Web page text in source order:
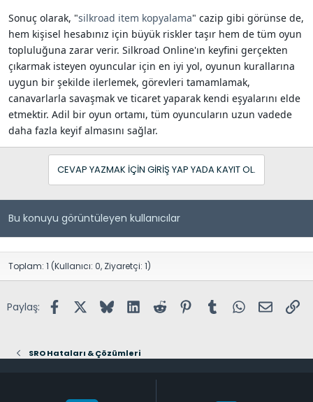
Sonuç olarak, "silkroad item kopyalama" cazip gibi görünse de,
hem kişisel hesabınız için büyük riskler taşır hem de tüm oyun
topluluğuna zarar verir. Silkroad Online'ın keyfini gerçekten
çıkarmak isteyen oyuncular için en iyi yol, oyunun kurallarına
uygun bir şekilde ilerlemek, görevleri tamamlamak,
canavarlarla savaşmak ve ticaret yaparak kendi eşyalarını elde
etmektir. Adil bir oyun ortamı, tüm oyuncuların uzun vadede
daha fazla keyif almasını sağlar.
CEVAP YAZMAK IÇIN GIRIŞ YAP YADA KAYIT OL.
Bu konuyu görüntüleyen kullanıcılar
Toplam: 1 (Kullanıcı: 0, Ziyaretçi: 1)
Paylaş: FacebookX (Twitter)
BlueskyLinkedInReddit PinterestTumblr WhatsApp
E-posta
SRO Hataları & Çözümleri